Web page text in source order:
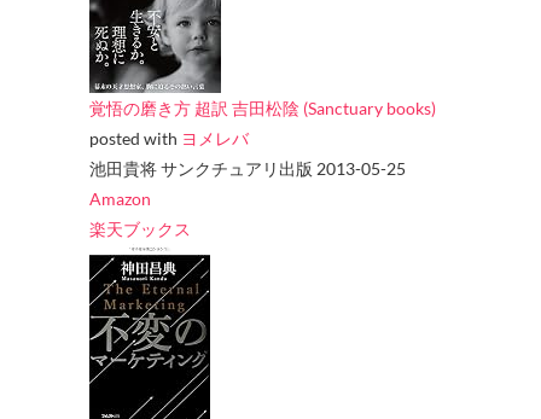
覚悟の磨き方 超訳 吉田松陰 (Sanctuary books)
posted with ヨメレバ
池田貴将 サンクチュアリ出版 2013-05-25
Amazon
楽天ブックス